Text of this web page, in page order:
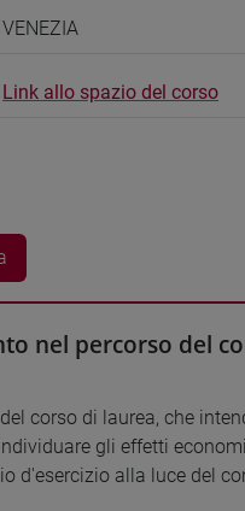
VENEZIA
Link allo spazio del corso
nel percorso del
corso di laurea, che
gli effetti
d'esercizio alla luce del